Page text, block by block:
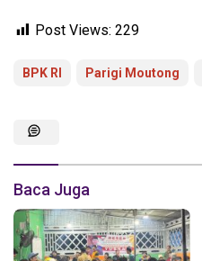
Post Views: 229
BPK RI Parigi Moutong
Baca Juga